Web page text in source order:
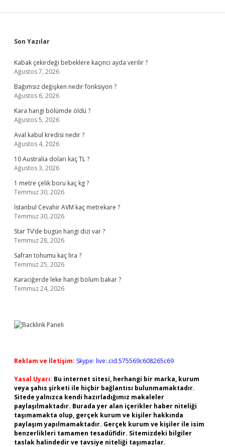
Sidebar
Son Yazılar
Kabak çekirdeği bebeklere kaçıncı ayda verilir ?
Ağustos 7, 2026
Bağımsız değişken nedir fonksiyon ?
Ağustos 6, 2026
Kara hangi bölümde öldü ?
Ağustos 5, 2026
Aval kabul kredisi nedir ?
Ağustos 4, 2026
10 Australia doları kaç TL ?
Ağustos 3, 2026
1 metre çelik boru kaç kg ?
Temmuz 30, 2026
İstanbul Cevahir AVM kaç metrekare ?
Temmuz 30, 2026
Star TV’de bugün hangi dizi var ?
Temmuz 28, 2026
Safran tohumu kaç lira ?
Temmuz 25, 2026
Karaciğerde leke hangi bölüm bakar ?
Temmuz 24, 2026
Reklam ve İletişim: Skype: live:.cid.575569c608265c69
Yasal Uyarı: Bu internet sitesi, herhangi bir marka, kurum
veya şahıs şirketi ile hiçbir bağlantısı bulunmamaktadır.
Sitede yalnızca kendi hazırladığımız makaleler
paylaşılmaktadır. Burada yer alan içerikler haber niteliği
taşımamakta olup, gerçek kurum ve kişiler hakkında
paylaşım yapılmamaktadır. Gerçek kurum ve kişiler ile isim
benzerlikleri tamamen tesadüfidir. Sitemizdeki bilgiler
taslak halindedir ve tavsiye niteliği taşımazlar.